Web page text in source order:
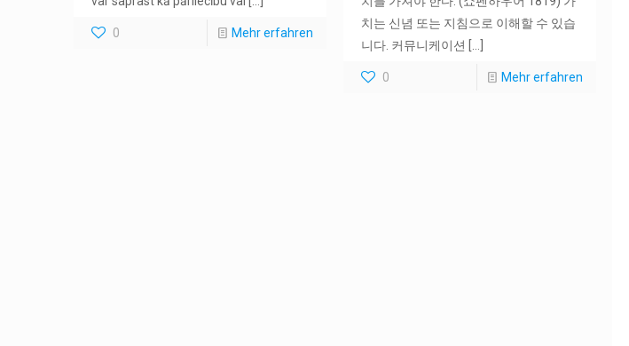
0 Mehr erfahren
치는 신념 또는 지침으로 이해할 수 있습
니다. 커뮤니케이션
0 Mehr erfahren